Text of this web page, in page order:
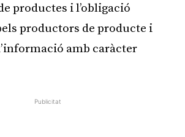
productes i l’obligació
productors de producte i
amb caràcter
Publicitat